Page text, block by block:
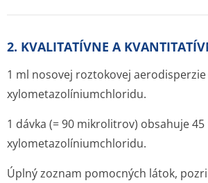
2. KVALITATÍVNE A
1 ml nosovej roztokovej
xylometazolíni­umchloridu.
1 dávka (= 90 mikrolitrov) obsahuje
xylometazolíni­umchloridu.
Úplný zoznam pomocných látok, pozri